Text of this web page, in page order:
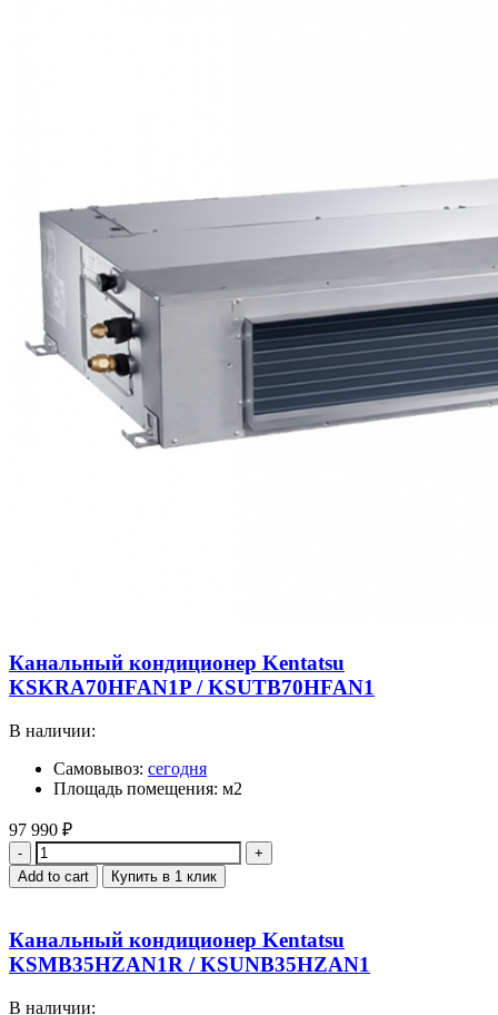
Канальный кондиционер Kentatsu
KSKRA70HFAN1P / KSUTB70HFAN1
В наличии:
Самовывоз: сегодня
Площадь помещения: м2
97 990 ₽
Quantity
Add to cart Купить в 1 клик
Канальный кондиционер Kentatsu
KSMB35HZAN1R / KSUNB35HZAN1
В наличии: